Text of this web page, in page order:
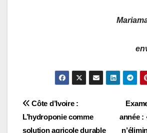
Navigation
de
année :
Côte d’Ivoire :
L’hydroponie comme
solution agricole durable